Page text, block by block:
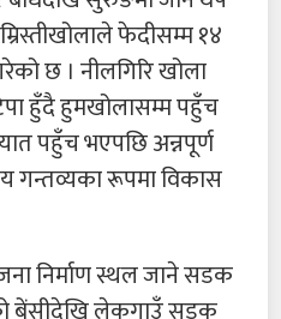
फेदीसम्म १४
छ । नीलगिरि खोला
हुँदै हुमखोलासम्म पहुँच
पहुँच भएपछि अन्नपूर्ण
गन्तव्यका रूपमा विकास
निर्माण स्थल जाने सडक